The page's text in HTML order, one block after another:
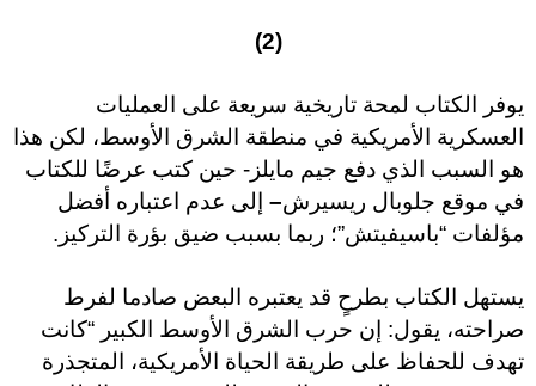
(2)
يوفر الكتاب لمحة تاريخية سريعة على العمليات
العسكرية الأمريكية في منطقة الشرق الأوسط، لكن هذا
هو السبب الذي دفع جيم مايلز- حين كتب عرضًا للكتاب
في موقع جلوبال ريسيرش– إلى عدم اعتباره أفضل
مؤلفات “باسيفيتش”؛ ربما بسبب ضيق بؤرة التركيز.
يستهل الكتاب بطرحٍ قد يعتبره البعض صادما لفرط
صراحته، يقول: إن حرب الشرق الأوسط الكبير “كانت
تهدف للحفاظ على طريقة الحياة الأمريكية، المتجذرة